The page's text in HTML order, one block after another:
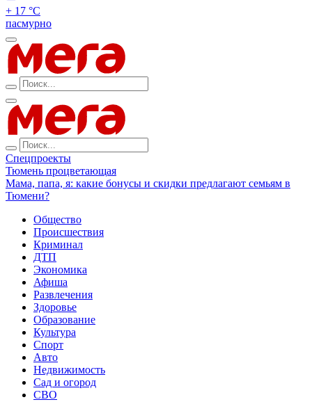
+ 17 °С
пасмурно
Спецпроекты
Тюмень процветающая
Мама, папа, я: какие бонусы и скидки предлагают семьям в
Тюмени?
Общество
Происшествия
Криминал
ДТП
Экономика
Афиша
Развлечения
Здоровье
Образование
Культура
Спорт
Авто
Недвижимость
Сад и огород
СВО